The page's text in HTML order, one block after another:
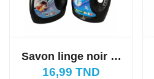
Savon linge noir et
couleur Bri Max
16,99 TND